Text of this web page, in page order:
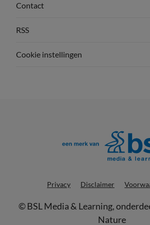
Contact
RSS
Cookie instellingen
Privacy Disclaimer
©BSL Media & Learning,
Nature